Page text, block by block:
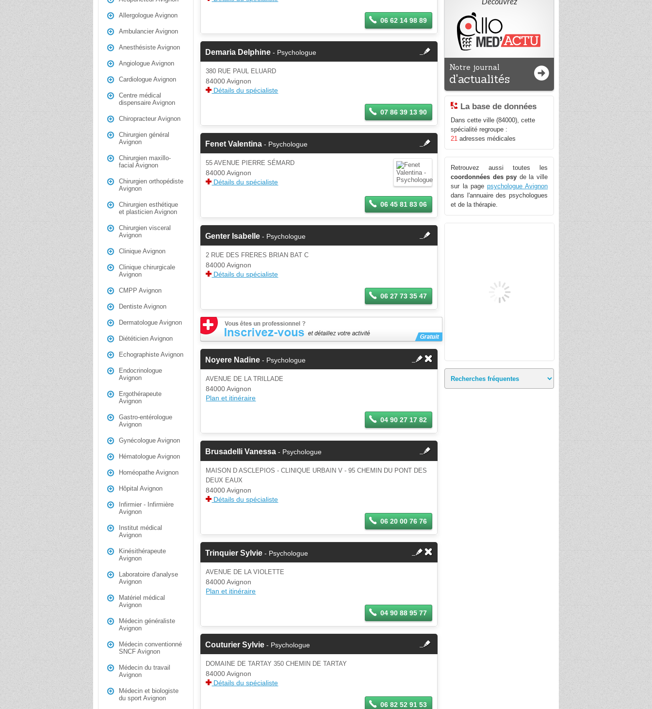
Allergologue Avignon
Ambulancier Avignon
Anesthésiste Avignon
Angiologue Avignon
Cardiologue Avignon
Centre médical
dispensaire Avignon
Chiropracteur Avignon
Chirurgien général
Avignon
Chirurgien maxillo-
facial Avignon
Chirurgien orthopédiste
Avignon
Chirurgien esthétique
et plasticien Avignon
Chirurgien visceral
Avignon
Clinique Avignon
Clinique chirurgicale
Avignon
CMPP Avignon
Dentiste Avignon
Dermatologue Avignon
Diététicien Avignon
Echographiste Avignon
Endocrinologue
Avignon
Ergothérapeute
Avignon
Gastro-entérologue
Avignon
Gynécologue Avignon
Hématologue Avignon
Homéopathe Avignon
Hôpital Avignon
Infirmier - Infirmière
Avignon
Institut médical
Avignon
Kinésithérapeute
Avignon
Laboratoire d'analyse
Avignon
Matériel médical
Avignon
Médecin généraliste
Avignon
Médecin conventionné
SNCF Avignon
Médecin du travail
Avignon
Médecin et biologiste
du sport Avignon
06 62 14 98 89
Demaria Delphine - Psychologue fermer
Cette fiche est la propriété
d'un membre.
Si vous êtes ce membre, mettez à
jour ces informations sur votre
380 RUE PAUL ELUARD
84000 Avignon
Détails du spécialiste
07 86 39 13 90
Fenet Valentina - Psychologue fermer
Cette fiche est la propriété
d'un membre.
Si vous êtes ce membre, mettez à
jour ces informations sur votre
Se
connecter
55 AVENUE PIERRE SÉMARD
84000 Avignon
Détails du spécialiste
06 45 81 83 06
Genter Isabelle - Psychologue fermer
Cette fiche est la propriété
d'un membre.
Si vous êtes ce membre, mettez à
jour ces informations sur votre
2 RUE DES FRERES BRIAN BAT C
84000 Avignon
Détails du spécialiste
06 27 73 35 47
Noyere Nadine - Psychologue
AVENUE DE LA TRILLADE
84000 Avignon
Plan et itinéraire
04 90 27 17 82
Brusadelli Vanessa - Psychologue fermer
Cette fiche est la propriété
d'un membre.
jour ces informations sur votre
espace Pro.
MAISON D ASCLEPIOS - CLINIQUE URBAIN V - 95 CHEMIN DU PONT DES
DEUX EAUX
84000 Avignon
Détails du spécialiste
06 20 00 76 76
Trinquier Sylvie - Psychologue
AVENUE DE LA VIOLETTE
84000 Avignon
Plan et itinéraire
04 90 88 95 77
Couturier Sylvie - Psychologue fermer
Cette fiche est la propriété
d'un membre.
Si vous êtes ce membre, mettez à
jour ces informations sur votre
DOMAINE DE TARTAY 350 CHEMIN DE TARTAY
84000 Avignon
Détails du spécialiste
06 82 52 91 53
Notre journal
d'actualités
La base de données
Dans cette ville (84000), cette
spécialité regroupe :
21 adresses médicales
Retrouvez aussi toutes les
coordonnées des psy de la ville
sur la page psychologue Avignon
dans l'annuaire des psychologues
et de la thérapie.